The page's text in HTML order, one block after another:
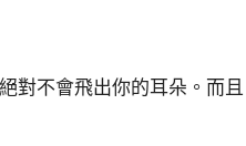
對不會飛出你的耳朵。而且